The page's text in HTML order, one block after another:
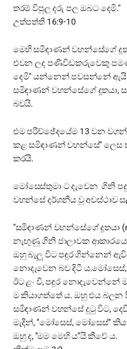
තරම් විපුල දරු පල ඔබට දෙමි."
උත්පත්ති 16:9-10
මෙහි සමිඳාණන් වහන්සේගේ
එවන ලද පණිවිඩකරුවෙකු
දෙමි" යන්නෙන් පවසන්නේ
සමිඳාණන් වහන්සේගේ දූතයා,
බවයි.
එම පරිච්ඡේදයේම 13 වන
කළ සමිඳාණන් වහන්සේ" ලෙස
කරයි.
මෝසෙස්තුමා ට දැවෙන ගිනි
වහන්සේ දර්ශනීය වූ අවස්ථාව
"සමිඳාණන් වහන්සේගේ දූතයා
නැඟුණු ගිනි ජාලාවක
ඔහු බැලූ විට පඳුර ගින්නෙන්
නොදැවෙන බව දිටී ය.මෝසෙස්,
ඊට ළං වී, පඳුර නොදැවෙන්නේ
ම කියාගත්තේ ය. ඔහු එය බලන
සමිඳාණන් වහන්සේ දුටු විට,
මැදින්, ''මෝසෙස්, මෝසෙස්''
ඔහු ද, ''මම මෙහි ය''යි කීවේ ය.